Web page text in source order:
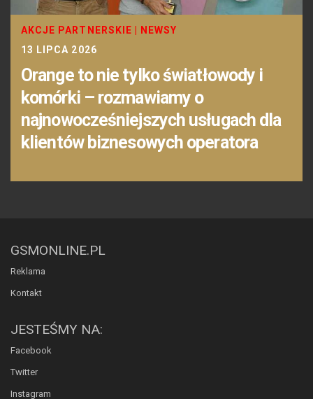
AKCJE PARTNERSKIE
NEWSY
13 LIPCA 2026
Orange to nie tylko światłowody i
komórki – rozmawiamy o
najnowocześniejszych usługach dla
klientów biznesowych operatora
GSMONLINE.PL
Reklama
Kontakt
JESTEŚMY NA:
Facebook
Twitter
Instagram